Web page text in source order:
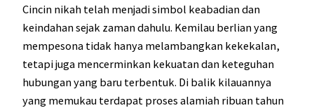
Cincin nikah telah menjadi simbol keabadian dan
keindahan sejak zaman dahulu. Kemilau berlian yang
mempesona tidak hanya melambangkan kekekalan,
tetapi juga mencerminkan kekuatan dan keteguhan
hubungan yang baru terbentuk. Di balik kilauannya
yang memukau terdapat proses alamiah ribuan tahun